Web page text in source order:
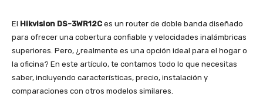
El Hikvision DS-3WR12C es un router de doble banda diseñado
para ofrecer una cobertura confiable y velocidades inalámbricas
superiores. Pero, ¿realmente es una opción ideal para el hogar o
la oficina? En este artículo, te contamos todo lo que necesitas
saber, incluyendo características, precio, instalación y
comparaciones con otros modelos similares.